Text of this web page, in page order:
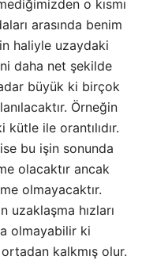
o kısmı
arasında benim
haliyle uzaydaki
daha net şekilde
büyük ki birçok
Örneğin
ile orantılıdır.
bu işin sonunda
olacaktır ancak
olmayacaktır.
uzaklaşma hızları
olmayabilir ki
ortadan kalkmış olur.